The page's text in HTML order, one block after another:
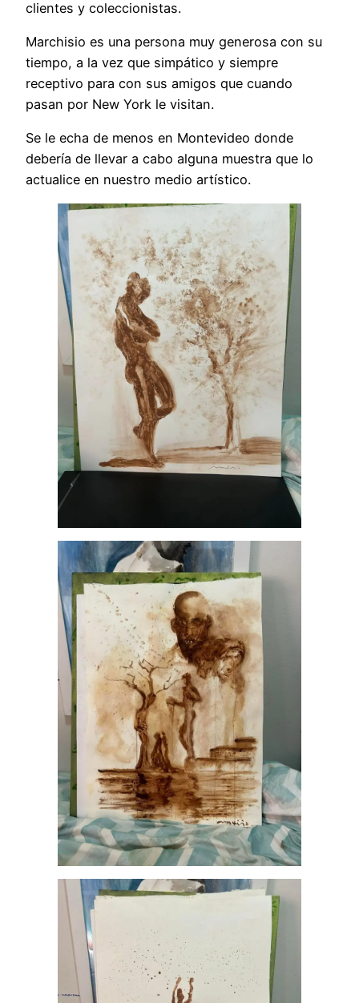
clientes y coleccionistas.
Marchisio es una persona muy generosa con su
tiempo, a la vez que simpático y siempre
receptivo para con sus amigos que cuando
pasan por New York le visitan.
Se le echa de menos en Montevideo donde
debería de llevar a cabo alguna muestra que lo
actualice en nuestro medio artístico.